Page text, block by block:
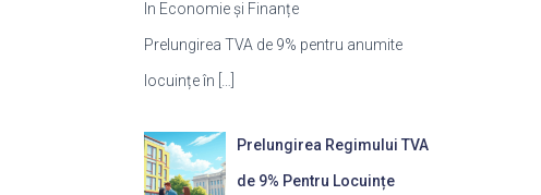
In Economie și Finanțe
Prelungirea TVA de 9% pentru anumite
locuințe în
Prelungirea Regimului TVA
de 9% Pentru Locuințe